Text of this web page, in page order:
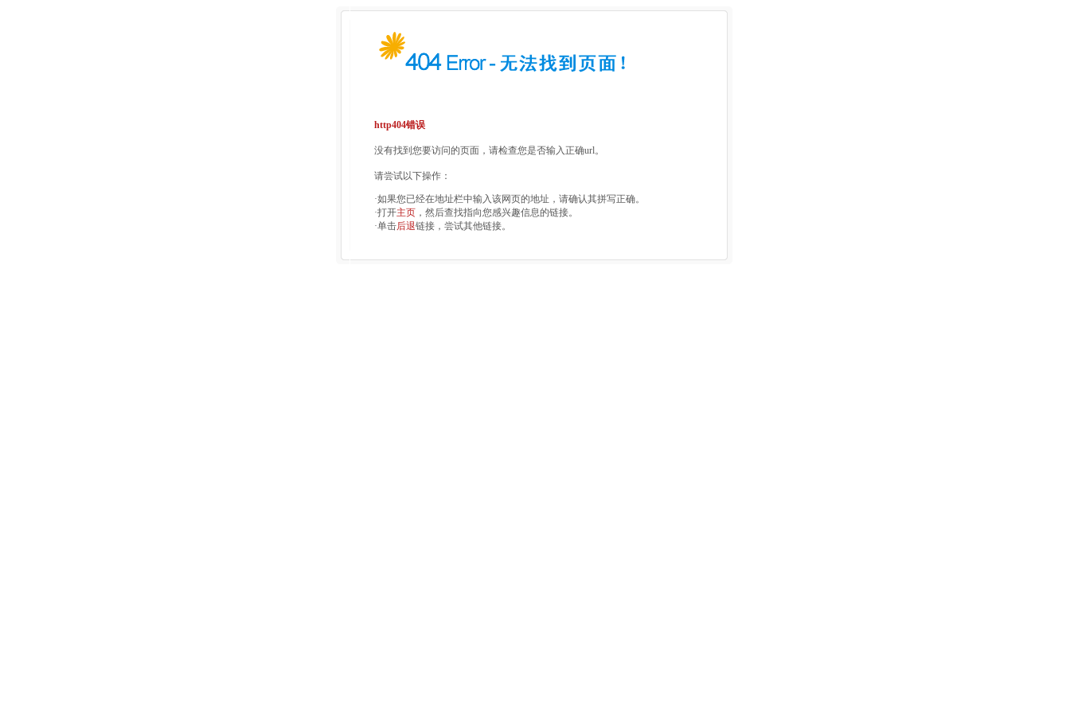
http404错误
没有找到您要访问的页面，请检查您是否输入正确url。
请尝试以下操作：
·如果您已经在地址栏中输入该网页的地址，请确认其拼写正确。
·打开主页 ，然后查找指向您感兴趣信息的链接。
·单击后退链接，尝试其他链接。